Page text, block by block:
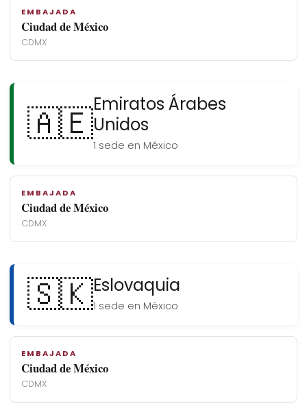
EMBAJADA
Ciudad de México
CDMX
🇦🇪Emiratos Árabes
Unidos
1 sede en México
EMBAJADA
Ciudad de México
CDMX
🇸🇰Eslovaquia
1 sede en México
EMBAJADA
Ciudad de México
CDMX